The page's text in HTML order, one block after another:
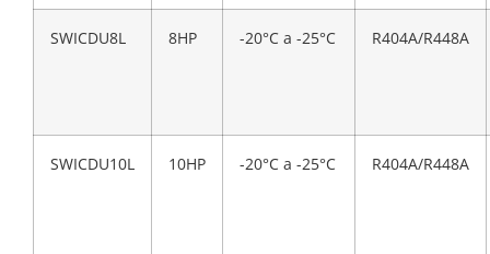
SWICDU8L 8HP -20°C a -25°C R404A/R448A
SWICDU10L 10HP -20°C a -25°C R404A/R448A